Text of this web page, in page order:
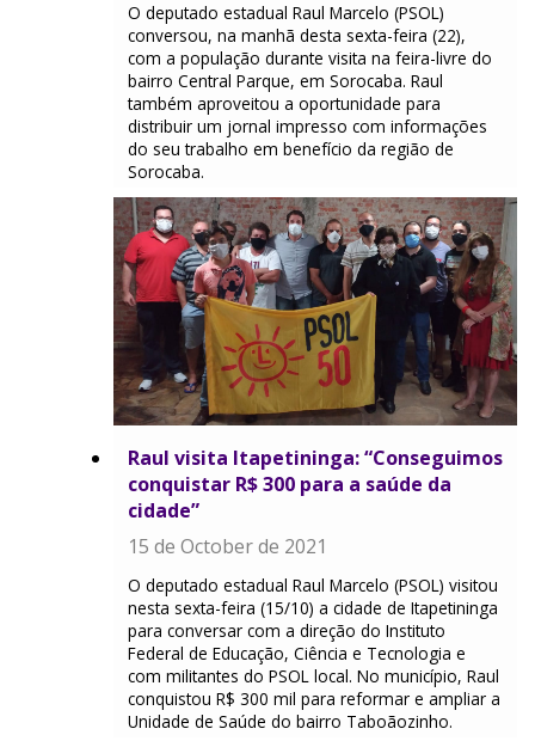
O deputado estadual Raul Marcelo (PSOL)
conversou, na manhã desta sexta-feira (22),
com a população durante visita na feira-livre do
bairro Central Parque, em Sorocaba. Raul
também aproveitou a oportunidade para
distribuir um jornal impresso com informações
do seu trabalho em benefício da região de
Sorocaba.
Raul visita Itapetininga: “Conseguimos
conquistar R$ 300 para a saúde da
cidade”
15 de October de 2021
O deputado estadual Raul Marcelo (PSOL) visitou
nesta sexta-feira (15/10) a cidade de Itapetininga
para conversar com a direção do Instituto
Federal de Educação, Ciência e Tecnologia e
com militantes do PSOL local. No município, Raul
conquistou R$ 300 mil para reformar e ampliar a
Unidade de Saúde do bairro Taboãozinho.